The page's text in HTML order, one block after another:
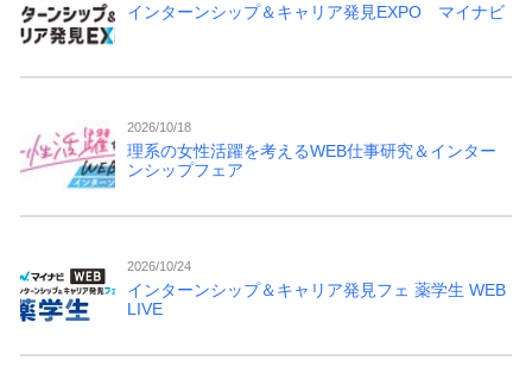
インターンシップ＆キャリア発見EXPO マイナビ
2026/10/18
理系の女性活躍を考えるWEB仕事研究＆インター
ンシップフェア
2026/10/24
インターンシップ＆キャリア発見フェ 薬学生 WEB
LIVE